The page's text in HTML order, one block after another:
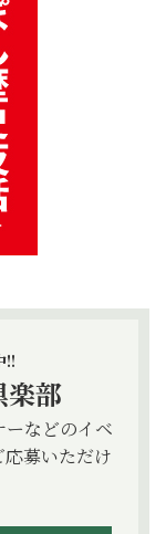
!!
楽部
などのイベ
募いただけ